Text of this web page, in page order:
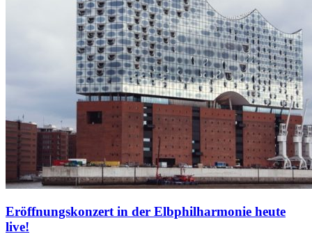
Eröffnungskonzert in der Elbphilharmonie heute
live!